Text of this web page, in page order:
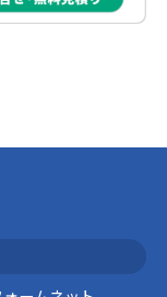
社長コラム